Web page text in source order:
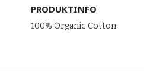
PRODUKTINFO
100% Organic Cotton